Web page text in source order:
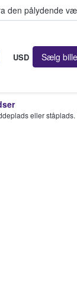
den pålydende
USD Sælg
eller